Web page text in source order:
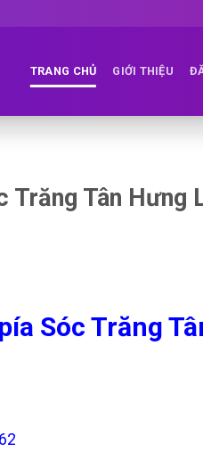
TRANG CHỦ GIỚI THIỆU
Trăng Tân Hưng
Sóc Trăng